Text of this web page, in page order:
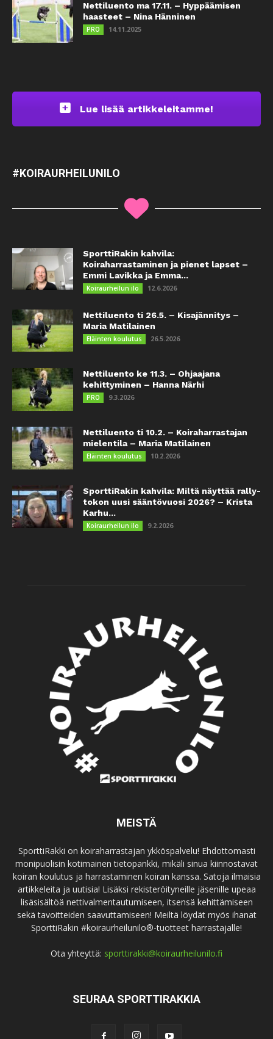
Nettiluento ma 17.11. – Hyppäämisen
haasteet – Nina Hänninen
PRO 14.11.2025
Lue lisää artikkeleitamme!
#KOIRAURHEILUNILO
SporttiRakin kahvila:
Koiraharrastaminen ja pienet lapset –
Emmi Lavikka ja Emma...
Koiraurheilun ilo 12.6.2026
Nettiluento ti 26.5. – Kisajännitys –
Maria Matilainen
Eläinten koulutus 26.5.2026
Nettiluento ke 11.3. – Ohjaajana
kehittyminen – Hanna Närhi
PRO 9.3.2026
Nettiluento ti 10.2. – Koiraharrastajan
mielentila – Maria Matilainen
Eläinten koulutus 10.2.2026
SporttiRakin kahvila: Miltä näyttää rally-
tokon uusi sääntövuosi 2026? – Krista
Karhu...
Koiraurheilun ilo 9.2.2026
MEISTÄ
SporttiRakki on koiraharrastajan ykköspalvelu! Ehdottomasti
monipuolisin kotimainen tietopankki, mikäli sinua kiinnostavat
koiran koulutus ja harrastaminen koiran kanssa. Satoja ilmaisia
artikkeleita ja uutisia! Lisäksi rekisteröityneille jäsenille upeaa
lisäsisältöä nettivalmentautumiseen, itsensä kehittämiseen
sekä tavoitteiden saavuttamiseen! Meiltä löydät myös ihanat
SporttiRakin #koiraurheilunilo®-tuotteet harrastajalle!
Ota yhteyttä: sporttirakki@koiraurheilunilo.fi
SEURAA SPORTTIRAKKIA